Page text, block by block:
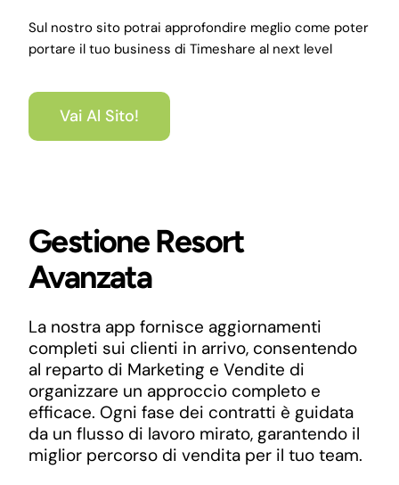
Sul nostro sito potrai approfondire meglio come poter
portare il tuo business di Timeshare al next level
Vai Al Sito!
Gestione Resort
Avanzata
La nostra app fornisce aggiornamenti
completi sui clienti in arrivo, consentendo
al reparto di Marketing e Vendite di
organizzare un approccio completo e
efficace. Ogni fase dei contratti è guidata
da un flusso di lavoro mirato, garantendo il
miglior percorso di vendita per il tuo team.